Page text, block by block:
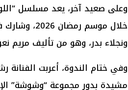
وعلى صعيد آخر، يعد مسلسل
خلال موسم
ونجلاء بدر، وهو من تأليف مريم
وفي ختام الندوة، أعربت
مشيدة بدور مجموعة “وشوشة”